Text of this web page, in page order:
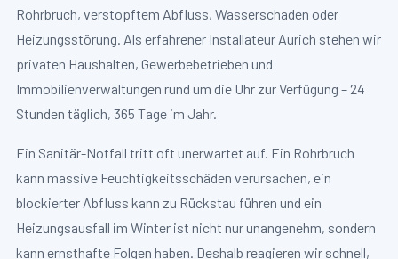
Rohrbruch, verstopftem Abfluss, Wasserschaden oder
Heizungsstörung. Als erfahrener Installateur Aurich stehen wir
privaten Haushalten, Gewerbebetrieben und
Immobilienverwaltungen rund um die Uhr zur Verfügung – 24
Stunden täglich, 365 Tage im Jahr.
Ein Sanitär-Notfall tritt oft unerwartet auf. Ein Rohrbruch
kann massive Feuchtigkeitsschäden verursachen, ein
blockierter Abfluss kann zu Rückstau führen und ein
Heizungsausfall im Winter ist nicht nur unangenehm, sondern
kann ernsthafte Folgen haben. Deshalb reagieren wir schnell,